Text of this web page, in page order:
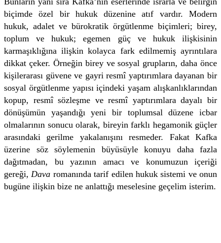
biçimde özel bir hukuk düzenine atıf vardır. Modern
hukuk, adalet ve bürokratik örgütlenme biçimleri; birey,
toplum ve hukuk; egemen güç ve hukuk ilişkisinin
karmaşıklığına ilişkin kolayca fark edilmemiş ayrıntılara
dikkat çeker. Örneğin birey ve sosyal grupların, daha önce
kişilerarası güvene ve gayri resmî yaptırımlara dayanan bir
sosyal örgütlenme yapısı içindeki yaşam alışkanlıklarından
kopup, resmî sözleşme ve resmî yaptırımlara dayalı bir
dönüşümün yaşandığı yeni bir toplumsal düzene icbar
olmalarının sonucu olarak, bireyin farklı hegamonik güçler
arasındaki gerilme yakalanışını resmeder. Fakat Kafka
üzerine söz söylemenin büyüsüyle konuyu daha fazla
dağıtmadan, bu yazının amacı ve konumuzun içeriği
gereği, Dava romanında tarif edilen hukuk sistemi ve onun
bugüne ilişkin bize ne anlattığı meselesine geçelim isterim.